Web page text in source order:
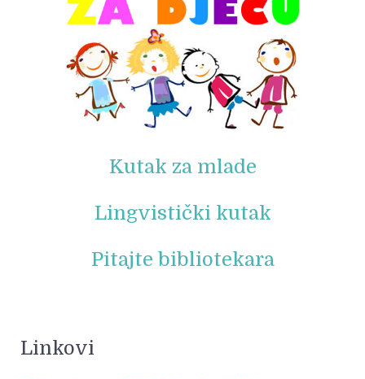
Kutak za mlade
Lingvistički kutak
Pitajte bibliotekara
Linkovi